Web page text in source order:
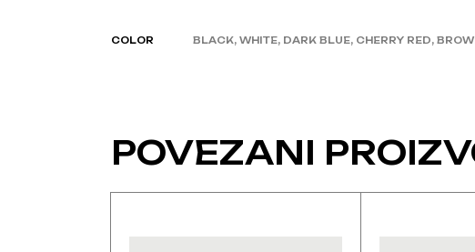
COLOR BLACK, WHITE, DARK BLUE, CHERRY RED,
POVEZANI